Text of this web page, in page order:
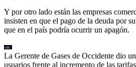
Y por otro lado están las empresas
insisten en que el pago de la deuda por
que en el país podría ocurrir un apagón.
La Gerente de Gases de Occidente dio
usuarios frente al incremento de las tarifas